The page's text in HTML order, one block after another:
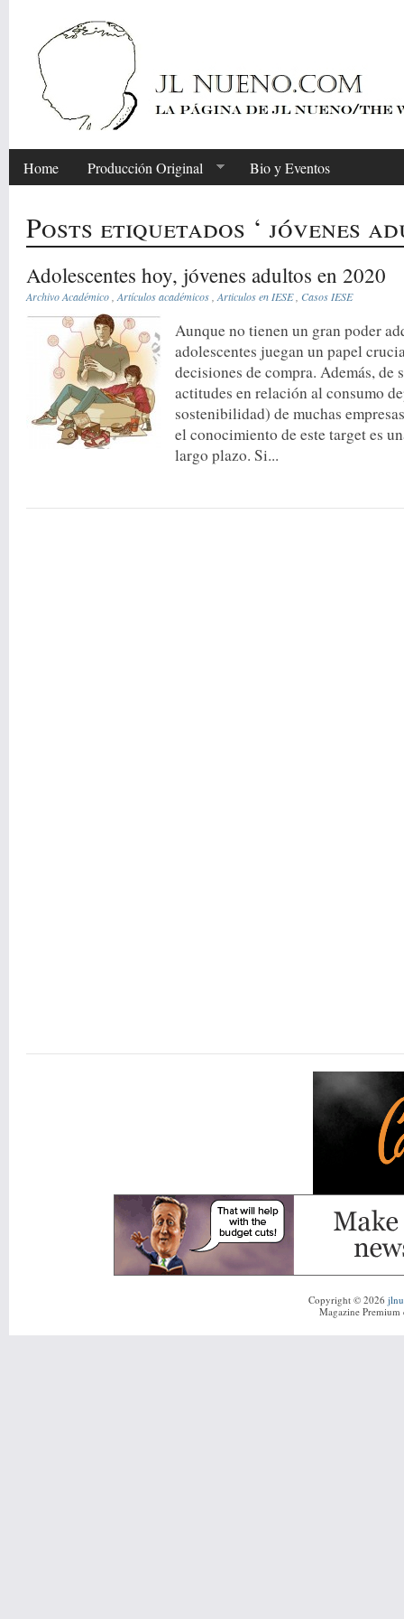
Home Producción Original Bio y Eventos
Posts etiquetados ‘ jóvenes
Adolescentes hoy, jóvenes adultos en 2020
Archivo Académico ,Artículos académicos ,Articulos en IESE, Casos IESE
Aunque no tienen un gran poder
adolescentes juegan un papel
decisiones de compra. Además, de
actitudes en relación al consumo
sostenibilidad) de muchas
el conocimiento de este target es
largo plazo. Si...
Copyright © 2026
Magazine Premium